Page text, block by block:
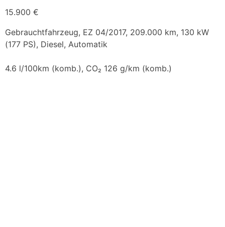
15.900 €
Gebrauchtfahrzeug, EZ 04/2017, 209.000 km, 130 kW
(177 PS), Diesel, Automatik
4.6 l/100km (komb.), CO₂ 126 g/km (komb.)